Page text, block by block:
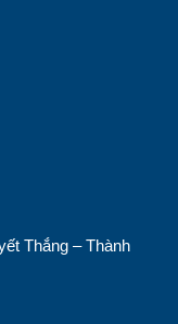
Thắng – Thành